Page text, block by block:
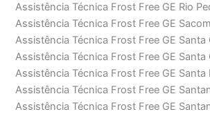
Assistência Técnica Frost Free GE Rio
Assistência Técnica Frost Free GE
Assistência Técnica Frost Free GE Santa
Assistência Técnica Frost Free GE Santa
Assistência Técnica Frost Free GE Santa
Assistência Técnica Frost Free GE
Assistência Técnica Frost Free GE